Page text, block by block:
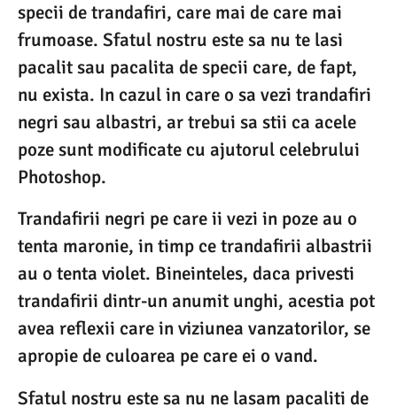
specii de trandafiri, care mai de care mai
frumoase. Sfatul nostru este sa nu te lasi
pacalit sau pacalita de specii care, de fapt,
nu exista. In cazul in care o sa vezi trandafiri
negri sau albastri, ar trebui sa stii ca acele
poze sunt modificate cu ajutorul celebrului
Photoshop.
Trandafirii negri pe care ii vezi in poze au o
tenta maronie, in timp ce trandafirii albastrii
au o tenta violet. Bineinteles, daca privesti
trandafirii dintr-un anumit unghi, acestia pot
avea reflexii care in viziunea vanzatorilor, se
apropie de culoarea pe care ei o vand.
Sfatul nostru este sa nu ne lasam pacaliti de